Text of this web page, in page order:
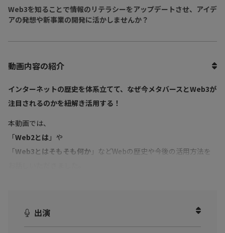
Web3を知ることで情報のリテラシーをアップデートさせ、アイデ
アの発想や新事業の開発に活かしませんか？
動画内容の紹介
インターネットの歴史を体系立てて、なぜ今メタバースとWeb3が
注目されるのかを紐解き活用する！
本動画では、
「Web2とは 」や
「Web3とはそもそも何か 」などWebの歴史や今後の活用方法を
今までのクラウドファンディングでは、やりたいことがある人が
出演